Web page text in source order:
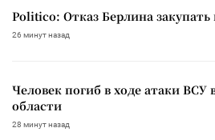
Politico: Отказ Берлина закупать
26 минут назад
Человек погиб в ходе атаки ВСУ
области
28 минут назад